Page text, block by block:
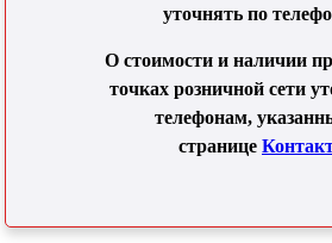
уточнять по
О стоимости и наличии
точках розничной сети
телефонам,
странице